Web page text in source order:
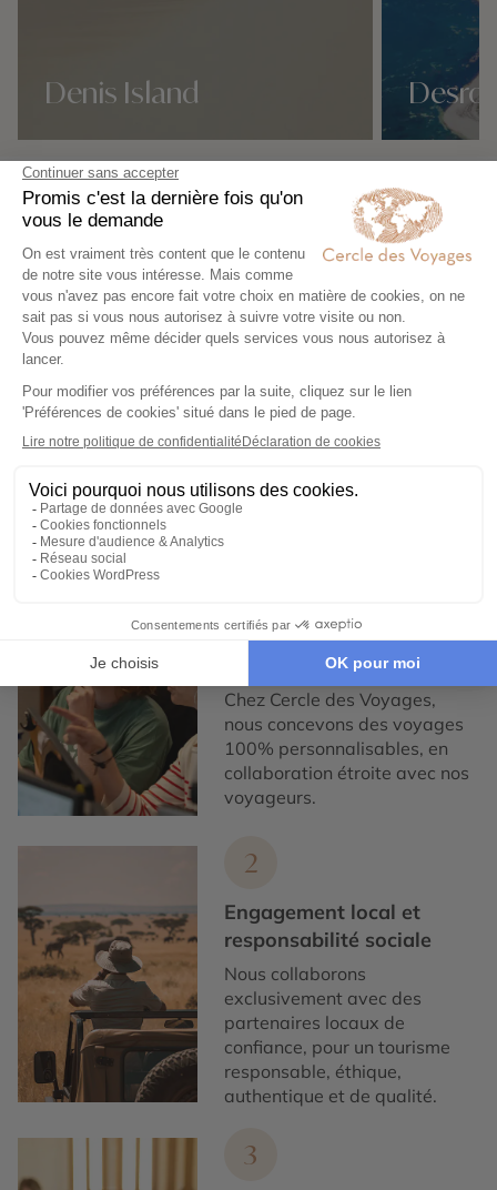
Denis Island
Alphonse Island selon vos
envies
Combiné îles Océan
Séjours
exceptionnels aux
Expertise et co-construction
Expertise et co-
construction
Chez Cercle des Voyages,
nous concevons des voyages
100% personnalisables, en
collaboration étroite avec nos
voyageurs.
2
Engagement local et
responsabilité sociale
Nous collaborons
exclusivement avec des
partenaires locaux de
confiance, pour un tourisme
responsable, éthique,
authentique et de qualité.
3